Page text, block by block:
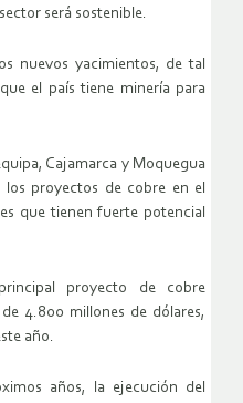
será sostenible.
nuevos yacimientos, de tal
el país tiene minería para
Cajamarca y Moquegua
proyectos de cobre en el
que tienen fuerte potencial
proyecto de cobre
4.800 millones de dólares,
año.
años, la ejecución del